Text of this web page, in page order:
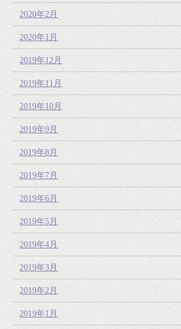
2020年2月
2020年1月
2019年12月
2019年11月
2019年10月
2019年9月
2019年8月
2019年7月
2019年6月
2019年5月
2019年4月
2019年3月
2019年2月
2019年1月